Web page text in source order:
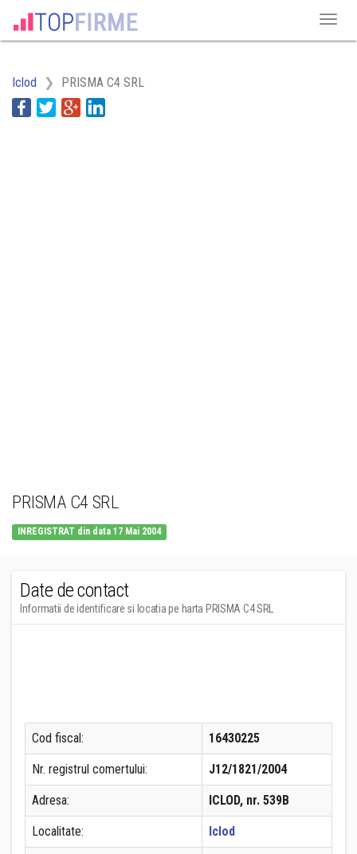
Iclod PRISMA C4 SRL
PRISMA C4 SRL
INREGISTRAT din data 17 Mai 2004
Date de contact
Informatii de identificare si locatia pe harta PRISMA C4 SRL
Cod fiscal: 16430225
Nr. registrul comertului: J12/1821/2004
Adresa: ICLOD, nr. 539B
Localitate: Iclod